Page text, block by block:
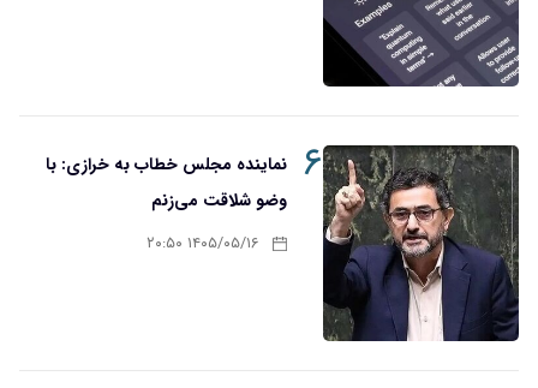
۶
نماینده مجلس خطاب به خرازی: با
وضو شلاقت می‌زنم
۱۴۰۵/۰۵/۱۶ ۲۰:۵۰